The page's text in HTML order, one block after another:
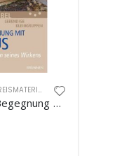
GEMEINDE HAUSKREISMATERIAL
Serendipity Begegnung mit Jesus